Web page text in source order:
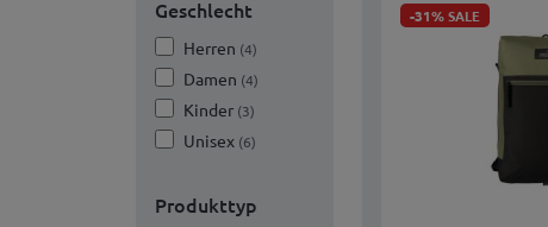
Geschlecht
Herren (4)
Damen (4)
Kinder (3)
Unisex (6)
Produkttyp
-31%SALE